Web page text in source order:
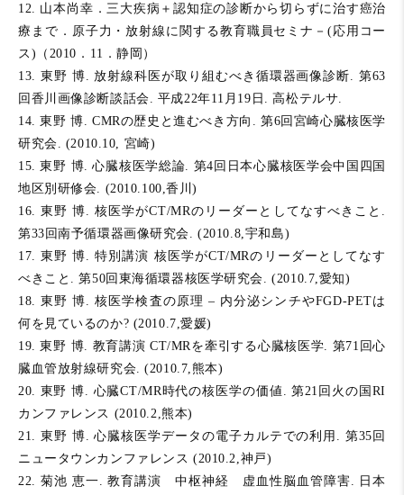
12. 山本尚幸．三大疾病＋認知症の診断から切らずに治す癌治
療まで．原子力・放射線に関する教育職員セミナ－(応用コー
ス)（2010．11．静岡）
13. 東野 博. 放射線科医が取り組むべき循環器画像診断. 第63
回香川画像診断談話会. 平成22年11月19日. 高松テルサ.
14. 東野 博. CMRの歴史と進むべき方向. 第6回宮崎心臓核医学
研究会. (2010.10, 宮崎)
15. 東野 博. 心臓核医学総論. 第4回日本心臓核医学会中国四国
地区別研修会. (2010.100,香川)
16. 東野 博. 核医学がCT/MRのリーダーとしてなすべきこと.
第33回南予循環器画像研究会. (2010.8,宇和島)
17. 東野 博. 特別講演 核医学がCT/MRのリーダーとしてなす
べきこと. 第50回東海循環器核医学研究会. (2010.7,愛知)
18. 東野 博. 核医学検査の原理 – 内分泌シンチやFGD-PETは
何を見ているのか? (2010.7,愛媛)
19. 東野 博. 教育講演 CT/MRを牽引する心臓核医学. 第71回心
臓血管放射線研究会. (2010.7,熊本)
20. 東野 博. 心臓CT/MR時代の核医学の価値. 第21回火の国RI
カンファレンス (2010.2,熊本)
21. 東野 博. 心臓核医学データの電子カルテでの利用. 第35回
ニュータウンカンファレンス (2010.2,神戸)
22. 菊池 恵一. 教育講演 中枢神経 虚血性脳血管障害. 日本